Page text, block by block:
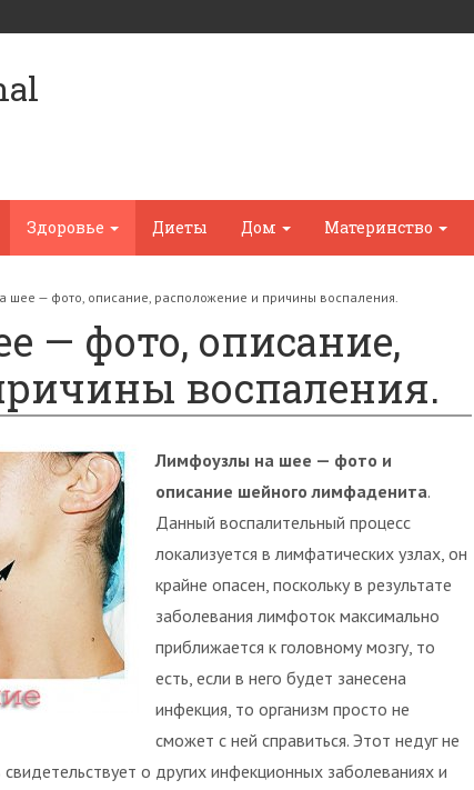
Здоровье Диеты Дом Материнство
шее — фото, описание, расположение и причины воспаления.
— фото, описание,
воспаления.
Лимфоузлы на шее — фото и
описание шейного лимфаденита.
Данный воспалительный процесс
локализуется в лимфатических узлах, он
крайне опасен, поскольку в результате
заболевания лимфоток максимально
приближается к головному мозгу, то
есть, если в него будет занесена
инфекция, то организм просто не
сможет с ней справиться. Этот недуг не
о других инфекционных заболеваниях и